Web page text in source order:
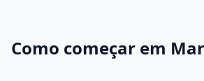
Como começar em